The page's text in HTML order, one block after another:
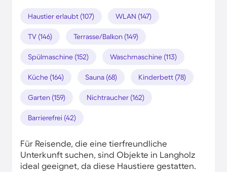
Haustier erlaubt (107) WLAN (147)
TV (146) Terrasse/Balkon (149)
Spülmaschine (152) Waschmaschine (113)
Küche (164) Sauna (68) Kinderbett (78)
Garten (159) Nichtraucher (162)
Barrierefrei (42)
Für Reisende, die eine tierfreundliche
Unterkunft suchen, sind Objekte in Langholz
ideal geeignet, da diese Haustiere gestatten.